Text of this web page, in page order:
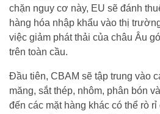
chặn nguy cơ này, EU sẽ đánh
hàng hóa nhập khẩu vào thị
việc giảm phát thải của châu Âu
trên toàn cầu.
Đầu tiên, CBAM sẽ tập trung vào
măng, sắt thép, nhôm, phân bón
đến các mặt hàng khác có thể rò